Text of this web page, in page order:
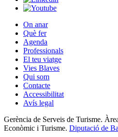
On anar
Què fer
Agenda
Professionals
El teu viatge
Vies Blaves
Qui som
Contacte
Accessibilitat
Avís legal
Gerència de Serveis de Turisme.
Econòmic i Turisme. Diputació de